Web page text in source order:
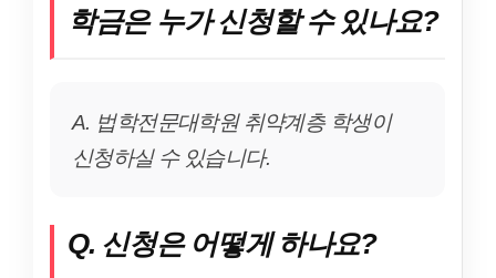
학금은 누가 신청할 수 있나요?
A. 법학전문대학원 취약계층 학생이
신청하실 수 있습니다.
Q. 신청은 어떻게 하나요?